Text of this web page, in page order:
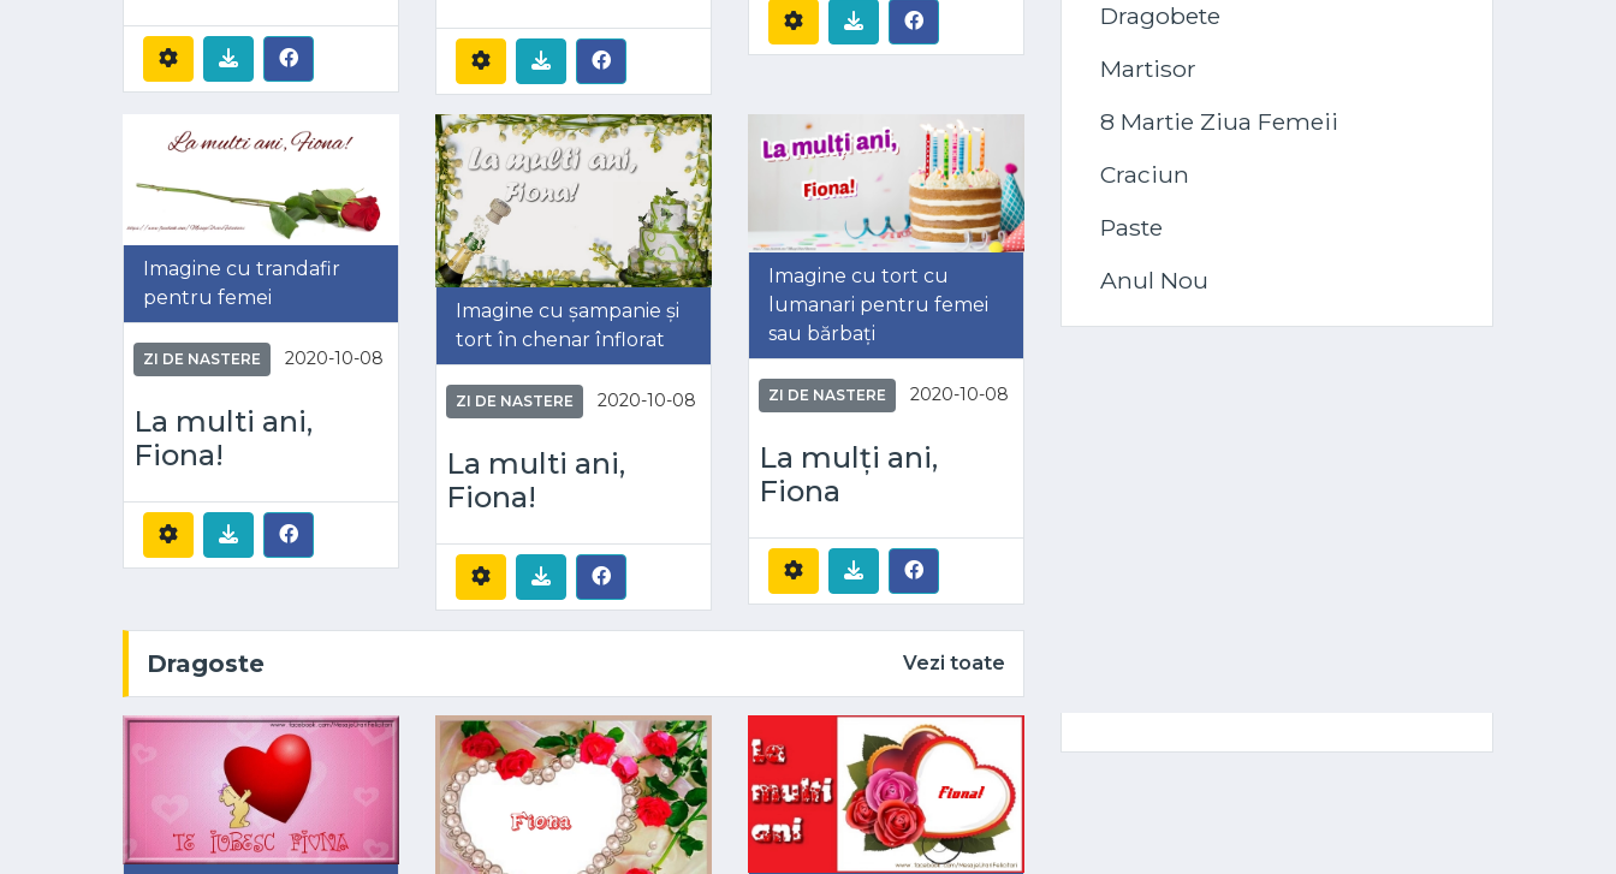
Imagine cu trandafir
pentru femei
ZI DE NASTERE 2020-10-08
La multi ani,
Fiona!
Imagine cu șampanie și
tort în chenar înflorat
ZI DE NASTERE 2020-10-08
La multi ani,
Fiona!
Imagine cu tort cu
lumanari pentru femei
sau bărbați
ZI DE NASTERE 2020-10-08
La mulți ani,
Fiona
Dragoste Vezi toate
Dragobete
Martisor
8 Martie Ziua Femeii
Craciun
Paste
Anul Nou